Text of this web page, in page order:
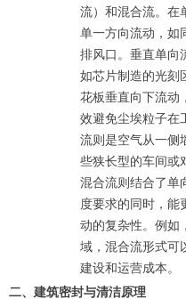
流）和混合流。在
单一方向流动，如
排风口。垂直单向
如芯片制造的光刻
花板垂直向下流动
效避免尘埃粒子在
流则是空气从一侧
些狭长型的车间或
混合流则结合了单
度要求的同时，能
动的复杂性。例如
域，混合流形式可
建设和运营成本。
二、建筑密封与清洁原理